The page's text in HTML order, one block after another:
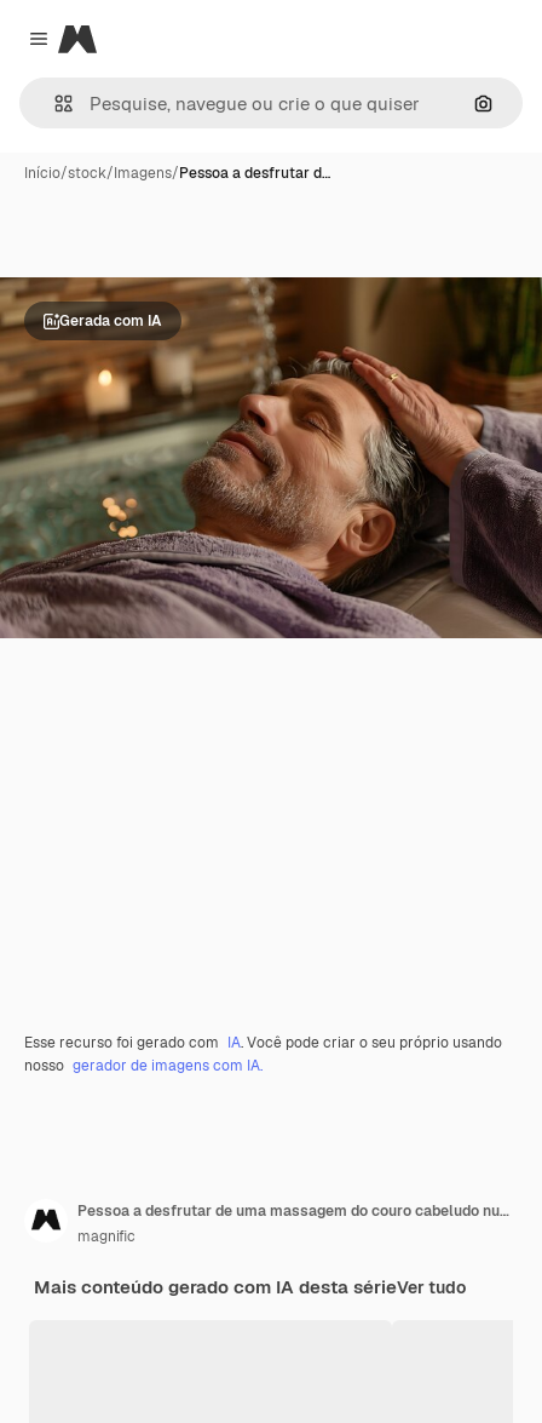
Close menu
Magnific
Início/stock/Imagens/Pessoa a desfrutar d…
Gerada com IA
Esse recurso foi gerado com IA. Você pode criar o seu próprio usando
nosso gerador de imagens com IA.
Pessoa a desfrutar de uma massagem do couro cabeludo num spa
magnific
Mais conteúdo gerado com IA desta sérieVer tudo